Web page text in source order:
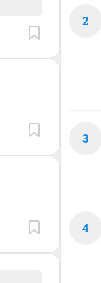
2
3
4